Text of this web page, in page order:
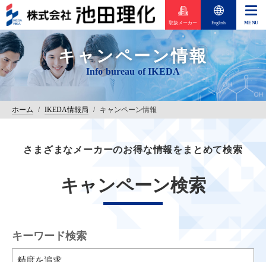
取扱メーカー English
キャンペーン情報
ホーム / IKEDA情報局 / キャンペーン情報
さまざまなメーカーのお得な情報をまとめて検索
キャンペーン検索
キーワード検索